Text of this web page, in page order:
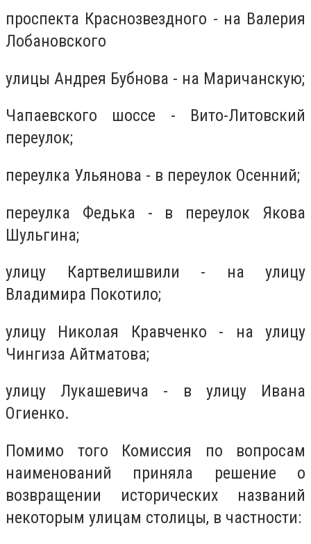
проспекта Краснозвездного - на Валерия
Лобановского
улицы Андрея Бубнова - на Маричанскую;
Чапаевского шоссе - Вито-Литовский
переулок;
переулка Ульянова - в переулок Осенний;
переулка Федька - в переулок Якова
Шульгина;
улицу Картвелишвили - на улицу
Владимира Покотило;
улицу Николая Кравченко - на улицу
Чингиза Айтматова;
улицу Лукашевича - в улицу Ивана
Огиенко.
Помимо того Комиссия по вопросам
наименований приняла решение о
возвращении исторических названий
некоторым улицам столицы, в частности: